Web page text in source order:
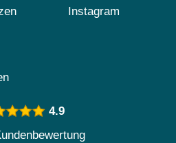
Instagram
4.9